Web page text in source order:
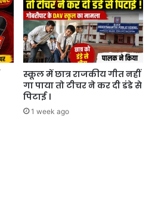
स्कूल में छात्र राजकीय गीत नहीं
गा पाया तो टीचर ने कर दी डंडे से
पिटाई ।
1 week ago